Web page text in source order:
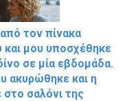
τον πίνακα
μου υποσχέθηκε
σε μία εβδομάδα.
ακυρώθηκε και η
στο σαλόνι της